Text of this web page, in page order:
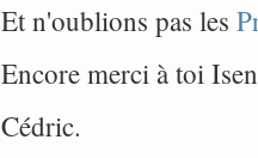
Et n'oublions pas les
Encore merci à toi
Cédric.